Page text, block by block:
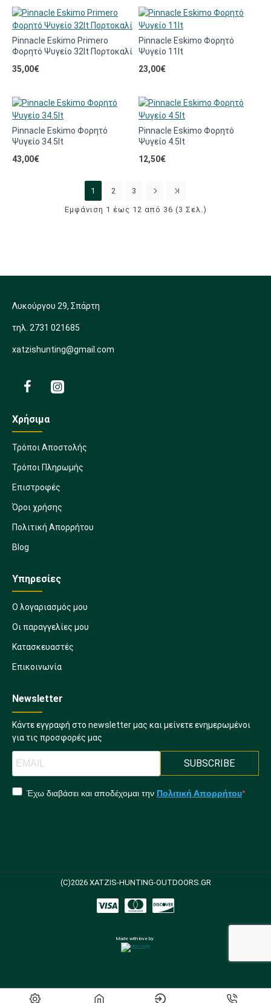
Pinnacle Eskimo Primero
Φορητό Ψυγείο 32lt Πορτοκαλί
35,00€
Pinnacle Eskimo Φορητό
Ψυγείο 11lt
23,00€
Pinnacle Eskimo Φορητό
Ψυγείο 34.5lt
43,00€
Pinnacle Eskimo Φορητό
Ψυγείο 4.5lt
12,50€
1 2 3
Εμφάνιση 1 έως 12 από 36 (3 Σελ.)
Λυκούργου 29, Σπάρτη
τηλ. 2731 021685
xatzishunting@gmail.com
Χρήσιμα
Τρόποι Αποστολής
Τρόποι Πληρωμής
Επιστροφές
Όροι χρήσης
Πολιτική Απορρήτου
Blog
Υπηρεσίες
Ο λογαριασμός μου
Οι παραγγελίες μου
Κατασκευαστές
Επικοινωνία
Newsletter
Κάντε εγγραφή στο newsletter μας και μείνετε ενημερωμένοι
για τις προσφορές μας
SUBSCRIBE
Έχω διαβάσει και αποδέχομαι την Πολιτική Απορρήτου
(C)2026 XATZIS-HUNTING-OUTDOORS.GR
Made with love by